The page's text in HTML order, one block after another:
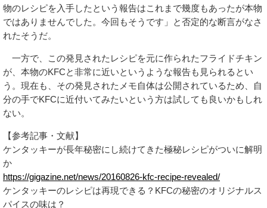
物のレシピを入手したという報告はこれまで幾度もあったが本物
ではありませんでした。今回もそうです」と否定的な断言がなさ
れたそうだ。
一方で、この発見されたレシピを元に作られたフライドチキン
が、本物のKFCと非常に近いというような報告も見られるとい
う。現在も、その発見されたメモ自体は公開されているため、自
分の手でKFCに近付いてみたいという方は試しても良いかもしれ
ない。
【参考記事・文献】
ケンタッキーが長年秘密にし続けてきた極秘レシピがついに解明
か
https://gigazine.net/news/20160826-kfc-recipe-revealed/
ケンタッキーのレシピは再現できる？KFCの秘密のオリジナルス
パイスの味は？